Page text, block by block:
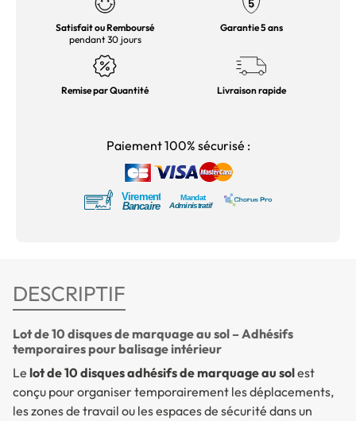
Satisfait ou Remboursé
pendant 30 jours
Garantie 5 ans
Remise par Quantité Livraison rapide
Paiement 100% sécurisé :
DESCRIPTIF
Lot de 10 disques de marquage au sol – Adhésifs
temporaires pour balisage intérieur
Le lot de 10 disques adhésifs de marquage au solest
conçu pour organiser temporairement les déplacements,
les zones de travail ou les espaces de sécurité dans un